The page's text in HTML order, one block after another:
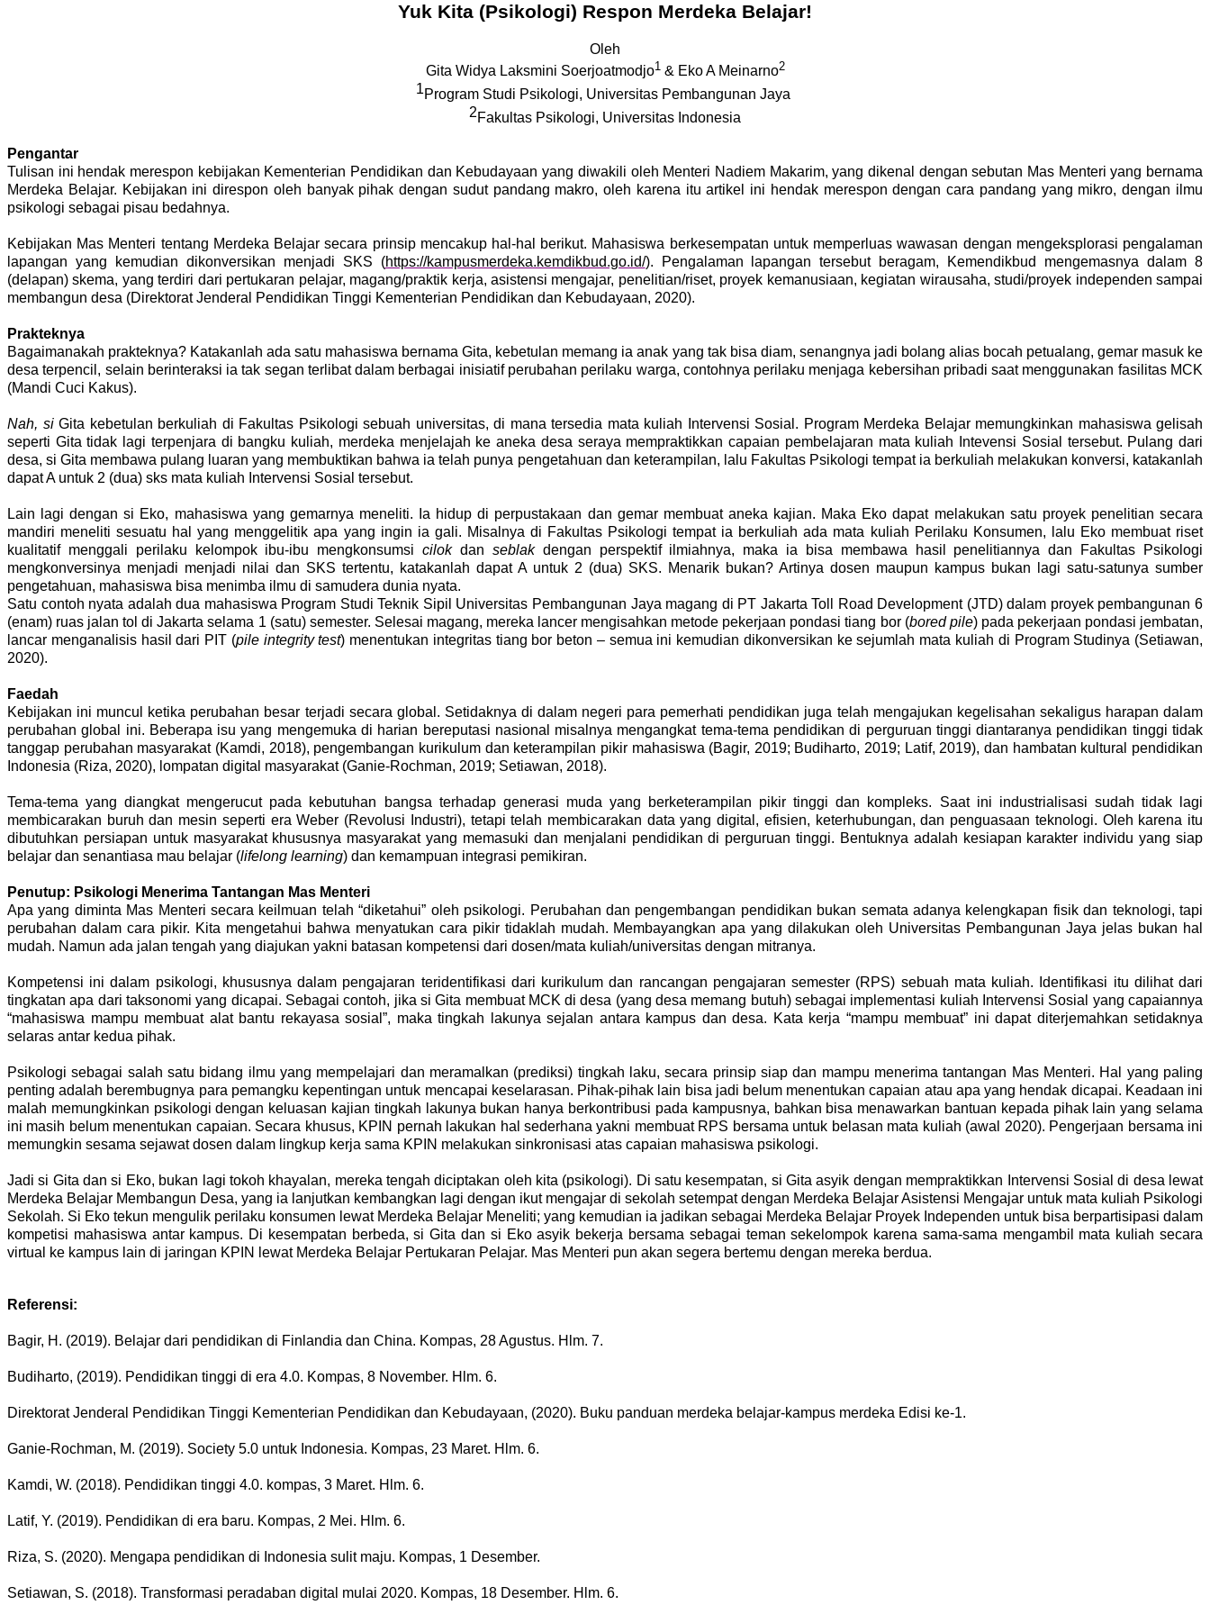
Yuk Kita (Psikologi) Respon Merdeka Belajar!
Oleh
Gita Widya Laksmini Soerjoatmodjo1& Eko A Meinarno2
1Program Studi Psikologi, Universitas Pembangunan Jaya
2Fakultas Psikologi, Universitas Indonesia
Pengantar
Tulisan ini hendak merespon kebijakan Kementerian Pendidikan dan Kebudayaan yang diwakili oleh Menteri Nadiem Makarim, yang dikenal dengan sebutan Mas Menteri yang bernama
Merdeka Belajar. Kebijakan ini direspon oleh banyak pihak dengan sudut pandang makro, oleh karena itu artikel ini hendak merespon dengan cara pandang yang mikro, dengan ilmu
psikologi sebagai pisau bedahnya.
Kebijakan Mas Menteri tentang Merdeka Belajar secara prinsip mencakup hal-hal berikut. Mahasiswa berkesempatan untuk memperluas wawasan dengan mengeksplorasi pengalaman
lapangan yang kemudian dikonversikan menjadi SKS (https://kampusmerdeka.kemdikbud.go.id/). Pengalaman lapangan tersebut beragam, Kemendikbud mengemasnya dalam 8
(delapan) skema, yang terdiri dari pertukaran pelajar, magang/praktik kerja, asistensi mengajar, penelitian/riset, proyek kemanusiaan, kegiatan wirausaha, studi/proyek independen sampai
membangun desa (Direktorat Jenderal Pendidikan Tinggi Kementerian Pendidikan dan Kebudayaan, 2020).
Prakteknya
Bagaimanakah prakteknya? Katakanlah ada satu mahasiswa bernama Gita, kebetulan memang ia anak yang tak bisa diam, senangnya jadi bolang alias bocah petualang, gemar masuk ke
desa terpencil, selain berinteraksi ia tak segan terlibat dalam berbagai inisiatif perubahan perilaku warga, contohnya perilaku menjaga kebersihan pribadi saat menggunakan fasilitas MCK
(Mandi Cuci Kakus).
Nah, siGita kebetulan berkuliah di Fakultas Psikologi sebuah universitas, di mana tersedia mata kuliah Intervensi Sosial. Program Merdeka Belajar memungkinkan mahasiswa gelisah
seperti Gita tidak lagi terpenjara di bangku kuliah, merdeka menjelajah ke aneka desa seraya mempraktikkan capaian pembelajaran mata kuliah Intevensi Sosial tersebut. Pulang dari
desa, si Gita membawa pulang luaran yang membuktikan bahwa ia telah punya pengetahuan dan keterampilan, lalu Fakultas Psikologi tempat ia berkuliah melakukan konversi, katakanlah
dapat A untuk 2 (dua) sks mata kuliah Intervensi Sosial tersebut.
Lain lagi dengan si Eko, mahasiswa yang gemarnya meneliti. Ia hidup di perpustakaan dan gemar membuat aneka kajian. Maka Eko dapat melakukan satu proyek penelitian secara
mandiri meneliti sesuatu hal yang menggelitik apa yang ingin ia gali. Misalnya di Fakultas Psikologi tempat ia berkuliah ada mata kuliah Perilaku Konsumen, lalu Eko membuat riset
kualitatif menggali perilaku kelompok ibu-ibu mengkonsumsicilokdan seblakdengan perspektif ilmiahnya, maka ia bisa membawa hasil penelitiannya dan Fakultas Psikologi
mengkonversinya menjadi menjadi nilai dan SKS tertentu, katakanlah dapat A untuk 2 (dua) SKS. Menarik bukan? Artinya dosen maupun kampus bukan lagi satu-satunya sumber
pengetahuan, mahasiswa bisa menimba ilmu di samudera dunia nyata.
Satu contoh nyata adalah dua mahasiswa Program Studi Teknik Sipil Universitas Pembangunan Jaya magang di PT Jakarta Toll Road Development (JTD) dalam proyek pembangunan 6
(enam) ruas jalan tol di Jakarta selama 1 (satu) semester. Selesai magang, mereka lancer mengisahkan metode pekerjaan pondasi tiang bor (bored pile) pada pekerjaan pondasi jembatan,
lancar menganalisis hasil dari PIT (pile integrity test) menentukan integritas tiang bor beton – semua ini kemudian dikonversikan ke sejumlah mata kuliah di Program Studinya (Setiawan,
2020).
Faedah
Kebijakan ini muncul ketika perubahan besar terjadi secara global. Setidaknya di dalam negeri para pemerhati pendidikan juga telah mengajukan kegelisahan sekaligus harapan dalam
perubahan global ini. Beberapa isu yang mengemuka di harian bereputasi nasional misalnya mengangkat tema-tema pendidikan di perguruan tinggi diantaranya pendidikan tinggi tidak
tanggap perubahan masyarakat (Kamdi, 2018), pengembangan kurikulum dan keterampilan pikir mahasiswa (Bagir, 2019; Budiharto, 2019; Latif, 2019), dan hambatan kultural pendidikan
Indonesia (Riza, 2020), lompatan digital masyarakat (Ganie-Rochman, 2019; Setiawan, 2018).
Tema-tema yang diangkat mengerucut pada kebutuhan bangsa terhadap generasi muda yang berketerampilan pikir tinggi dan kompleks. Saat ini industrialisasi sudah tidak lagi
membicarakan buruh dan mesin seperti era Weber (Revolusi Industri), tetapi telah membicarakan data yang digital, efisien, keterhubungan, dan penguasaan teknologi. Oleh karena itu
dibutuhkan persiapan untuk masyarakat khususnya masyarakat yang memasuki dan menjalani pendidikan di perguruan tinggi. Bentuknya adalah kesiapan karakter individu yang siap
belajar dan senantiasa mau belajar (lifelong learning) dan kemampuan integrasi pemikiran.
Penutup: Psikologi Menerima Tantangan Mas Menteri
Apa yang diminta Mas Menteri secara keilmuan telah “diketahui” oleh psikologi. Perubahan dan pengembangan pendidikan bukan semata adanya kelengkapan fisik dan teknologi, tapi
perubahan dalam cara pikir. Kita mengetahui bahwa menyatukan cara pikir tidaklah mudah. Membayangkan apa yang dilakukan oleh Universitas Pembangunan Jaya jelas bukan hal
mudah. Namun ada jalan tengah yang diajukan yakni batasan kompetensi dari dosen/mata kuliah/universitas dengan mitranya.
Kompetensi ini dalam psikologi, khususnya dalam pengajaran teridentifikasi dari kurikulum dan rancangan pengajaran semester (RPS) sebuah mata kuliah. Identifikasi itu dilihat dari
tingkatan apa dari taksonomi yang dicapai. Sebagai contoh, jika si Gita membuat MCK di desa (yang desa memang butuh) sebagai implementasi kuliah Intervensi Sosial yang capaiannya
“mahasiswa mampu membuat alat bantu rekayasa sosial”, maka tingkah lakunya sejalan antara kampus dan desa. Kata kerja “mampu membuat” ini dapat diterjemahkan setidaknya
selaras antar kedua pihak.
Psikologi sebagai salah satu bidang ilmu yang mempelajari dan meramalkan (prediksi) tingkah laku, secara prinsip siap dan mampu menerima tantangan Mas Menteri. Hal yang paling
penting adalah berembugnya para pemangku kepentingan untuk mencapai keselarasan. Pihak-pihak lain bisa jadi belum menentukan capaian atau apa yang hendak dicapai. Keadaan ini
malah memungkinkan psikologi dengan keluasan kajian tingkah lakunya bukan hanya berkontribusi pada kampusnya, bahkan bisa menawarkan bantuan kepada pihak lain yang selama
ini masih belum menentukan capaian. Secara khusus, KPIN pernah lakukan hal sederhana yakni membuat RPS bersama untuk belasan mata kuliah (awal 2020). Pengerjaan bersama ini
memungkin sesama sejawat dosen dalam lingkup kerja sama KPIN melakukan sinkronisasi atas capaian mahasiswa psikologi.
Jadi si Gita dan si Eko, bukan lagi tokoh khayalan, mereka tengah diciptakan oleh kita (psikologi). Di satu kesempatan, si Gita asyik dengan mempraktikkan Intervensi Sosial di desa lewat
Merdeka Belajar Membangun Desa, yang ia lanjutkan kembangkan lagi dengan ikut mengajar di sekolah setempat dengan Merdeka Belajar Asistensi Mengajar untuk mata kuliah Psikologi
Sekolah. Si Eko tekun mengulik perilaku konsumen lewat Merdeka Belajar Meneliti; yang kemudian ia jadikan sebagai Merdeka Belajar Proyek Independen untuk bisa berpartisipasi dalam
kompetisi mahasiswa antar kampus. Di kesempatan berbeda, si Gita dan si Eko asyik bekerja bersama sebagai teman sekelompok karena sama-sama mengambil mata kuliah secara
virtual ke kampus lain di jaringan KPIN lewat Merdeka Belajar Pertukaran Pelajar. Mas Menteri pun akan segera bertemu dengan mereka berdua.
Referensi:
Bagir, H. (2019). Belajar dari pendidikan di Finlandia dan China. Kompas, 28 Agustus. Hlm. 7.
Budiharto, (2019). Pendidikan tinggi di era 4.0. Kompas, 8 November. Hlm. 6.
Direktorat Jenderal Pendidikan Tinggi Kementerian Pendidikan dan Kebudayaan, (2020). Buku panduan merdeka belajar-kampus merdeka Edisi ke-1.
Ganie-Rochman, M. (2019). Society 5.0 untuk Indonesia. Kompas, 23 Maret. Hlm. 6.
Kamdi, W. (2018). Pendidikan tinggi 4.0. kompas, 3 Maret. Hlm. 6.
Latif, Y. (2019). Pendidikan di era baru. Kompas, 2 Mei. Hlm. 6.
Riza, S. (2020). Mengapa pendidikan di Indonesia sulit maju. Kompas, 1 Desember.
Setiawan, S. (2018). Transformasi peradaban digital mulai 2020. Kompas, 18 Desember. Hlm. 6.